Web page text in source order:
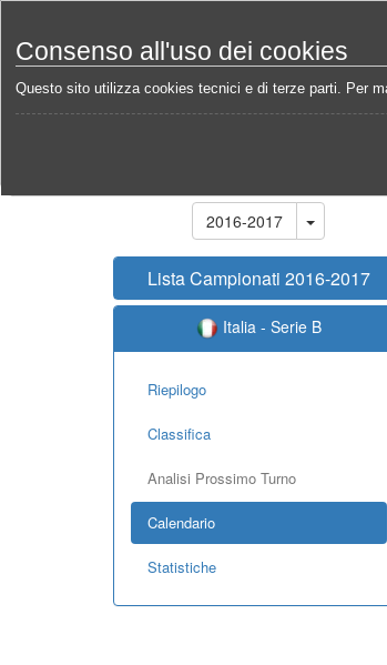
Consenso all'uso dei cookies
Questo sito utilizza cookies tecnici e di terze parti. Per
Home Campionati Italia - Serie
2016-2017
Lista Campionati 2016-2017
Italia - Serie B
Riepilogo
Classifica
Analisi Prossimo Turno
Calendario
Statistiche